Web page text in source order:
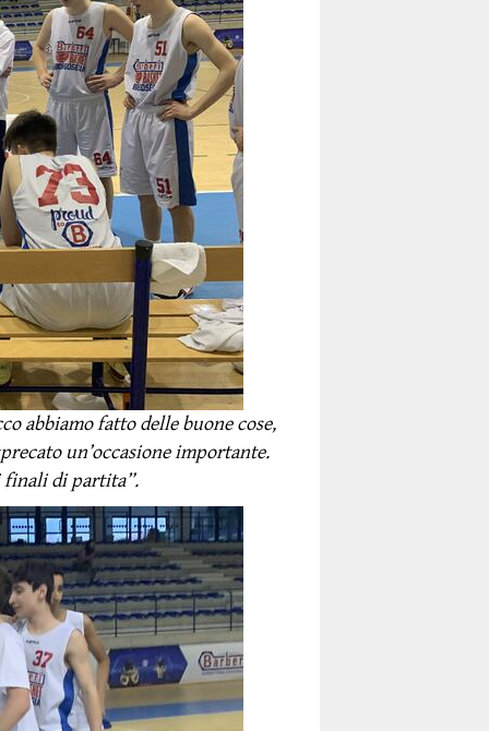
abbiamo fatto delle buone cose,
un’occasione importante.
finali di partita”.